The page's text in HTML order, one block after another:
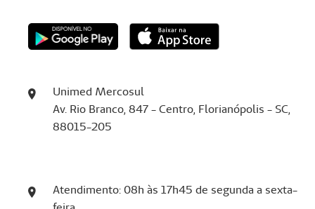
Unimed Mercosul
Av. Rio Branco, 847 - Centro, Florianópolis - SC,
88015-205
Atendimento: 08h às 17h45 de segunda a sexta-